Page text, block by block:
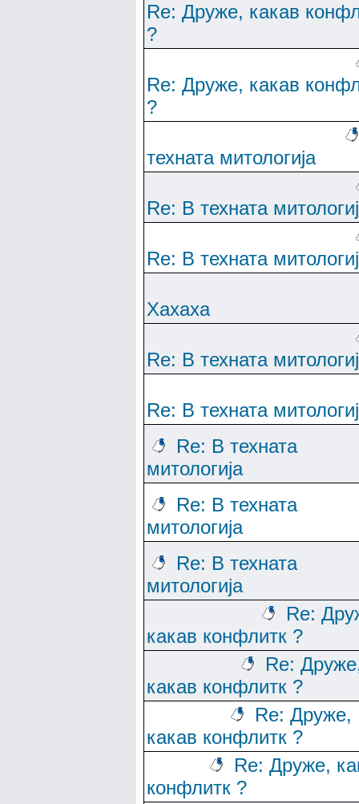
Re: Друже, какав
?
Re: Друже, какав
?
техната митологија
Re: В техната
Re: В техната
Хахаха
Re: В техната
Re: В техната
Re: В техната
митологија
Re: В техната
митологија
Re: В техната
митологија
Re:
какав конфлитк ?
Re:
какав конфлитк ?
Re: Друже,
какав конфлитк ?
Re: Друже,
конфлитк ?